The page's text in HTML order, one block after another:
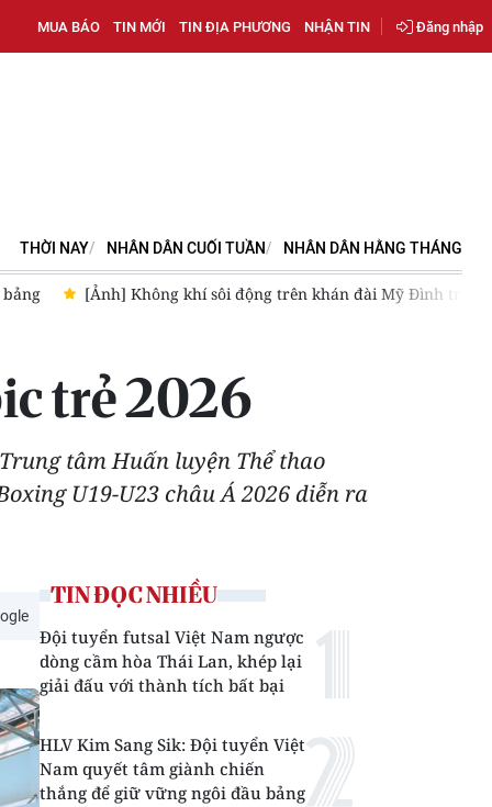
MUA BÁO TIN MỚI TIN ĐỊA PHƯƠNG NHẬN TIN Đăng nhập
THỜI NAY NHÂN DÂN CUỐI TUẦN NHÂN DÂN HẰNG THÁNG
đài Mỹ Đình trước trận Việt Nam-Campuchia HLV Kim
trẻ 2026
tâm Huấn luyện Thể thao
U19-U23 châu Á 2026 diễn ra
TIN ĐỌC NHIỀU
Đội tuyển futsal Việt Nam ngược
dòng cầm hòa Thái Lan, khép lại
giải đấu với thành tích bất bại
HLV Kim Sang Sik: Đội tuyển Việt
Nam quyết tâm giành chiến
thắng để giữ vững ngôi đầu bảng